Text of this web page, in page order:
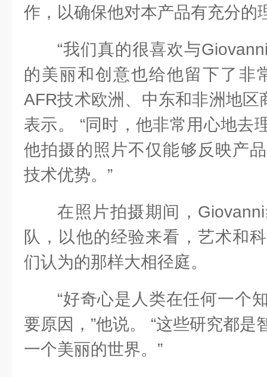
作，以确保他对本产品有充分的
“我们真的很喜欢与
的美丽和创意也给他留下了非
AFR技术欧洲、中东和非洲地区
表示。 “同时，他非常用心地去
他拍摄的照片不仅能够反映产
技术优势。”
在照片拍摄期间，
队，以他的经验来看，艺术和
们认为的那样大相径庭。
“好奇心是人类在任何一个
要原因，”他说。 “这些研究都是
一个美丽的世界。”